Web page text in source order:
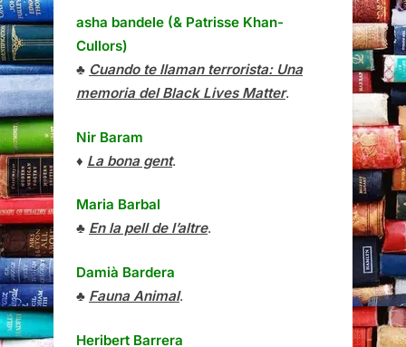
asha bandele (& Patrisse Khan-
Cullors)
♣ Cuando te llaman terrorista: Una
memoria del Black Lives Matter.
Nir Baram
♦ La bona gent.
Maria Barbal
♣ En la pell de l’altre.
Damià Bardera
♣ Fauna Animal.
Heribert Barrera